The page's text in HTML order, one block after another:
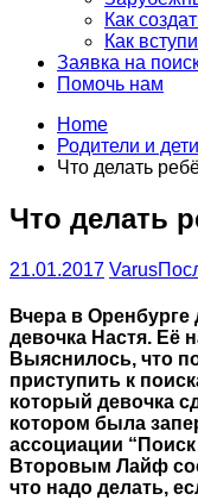
Как
Как
Заявка на
Помочь нам
Home
Родители и дети
Что делать
Что делать
21.01.2017 Varus
Вчера в
девочка Настя. Её
Выяснилось, что
приступить к
который девочка
котором была
ассоциации
Второвым Лайф
что надо делать,